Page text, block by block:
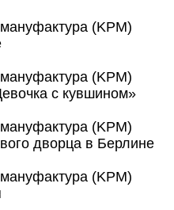
(KPM)
(KPM)
с кувшином»
(KPM)
дворца в Берлине
(KPM)